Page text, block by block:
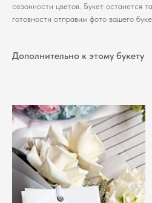
сезонности цветов. Букет останется
готовности отправим фото вашего
Дополнительно к этому букету